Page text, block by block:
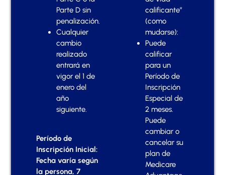
Parte D sin
penalización.
Cualquier
cambio
realizado
entrará en
vigor el 1 de
enero del
año
siguiente.
Período de
Inscripción Inicial:
Fecha varía según
la persona, 7
calificante”
(como
mudarse):
Puede
calificar
para un
Período de
Inscripción
Especial de
2 meses.
Puede
cambiar o
cancelar su
plan de
Medicare